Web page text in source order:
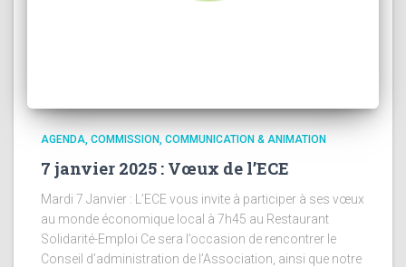
AGENDA COMMISSION COMMUNICATION & ANIMATION
7 janvier 2025 : Vœux de l’ECE
Mardi 7 Janvier : L’ECE vous invite à participer à ses vœux
au monde économique local à 7h45 au Restaurant
Solidarité-Emploi Ce sera l’occasion de rencontrer le
Conseil d’administration de l’Association, ainsi que notre